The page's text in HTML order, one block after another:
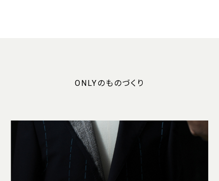
ONLYのものづくり